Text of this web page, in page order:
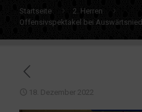
Startseite
2. Herren
Offensivspektakel bei
18. Dezember 2022